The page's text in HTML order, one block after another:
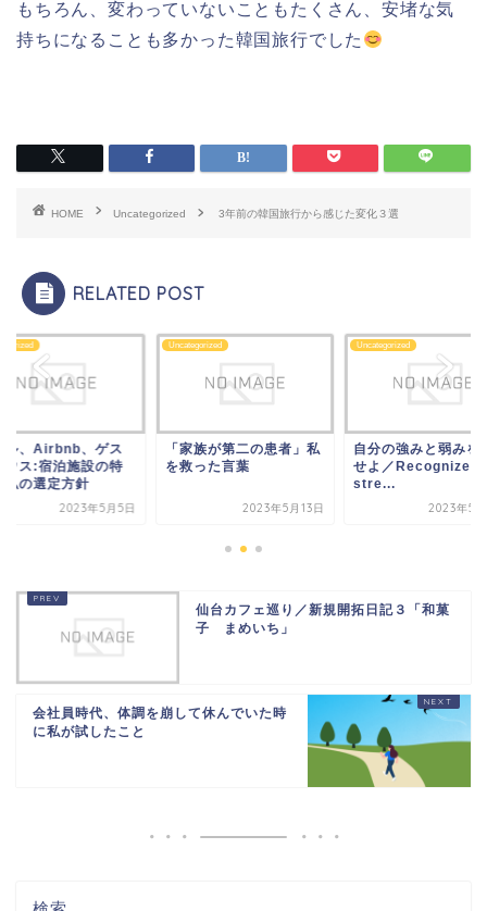
もちろん、変わっていないこともたくさん、安堵な気
持ちになることも多かった韓国旅行でした
HOME Uncategorized 3年前の韓国旅行から感じた変化３選
RELATED POST
ル、Airbnb、ゲス
ウス:宿泊施設の特
私の選定方針
2023年5月5日
Uncategorized
「家族が第二の患者」私
を救った言葉
2023年5月13日
Uncategorized
自分の強みと弱みを
せよ／Recognize
stre...
2023年5
仙台カフェ巡り／新規開拓日記３「和菓
子 まめいち」
会社員時代、体調を崩して休んでいた時
に私が試したこと